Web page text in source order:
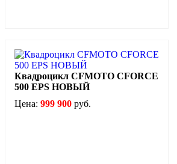
Квадроцикл CFMOTO CFORCE
500 EPS НОВЫЙ
Цена: 999 900 руб.